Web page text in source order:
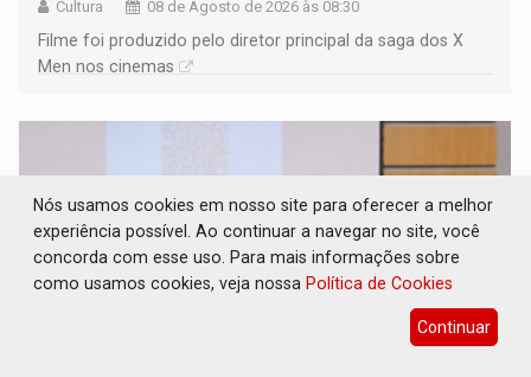
Cultura 08 de Agosto de 2026 às 08:30
Filme foi produzido pelo diretor principal da saga dos X
Men nos cinemas
Nós usamos cookies em nosso site para oferecer a melhor
experiência possível. Ao continuar a navegar no site, você
concorda com esse uso. Para mais informações sobre
como usamos cookies, veja nossa Política de Cookies
Continuar